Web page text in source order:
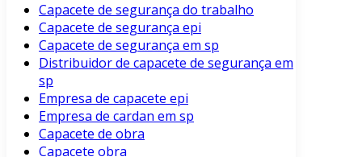
Capacete de segurança do trabalho
Capacete de segurança epi
Capacete de segurança em sp
Distribuidor de capacete de segurança em
sp
Empresa de capacete epi
Empresa de cardan em sp
Capacete de obra
Capacete obra